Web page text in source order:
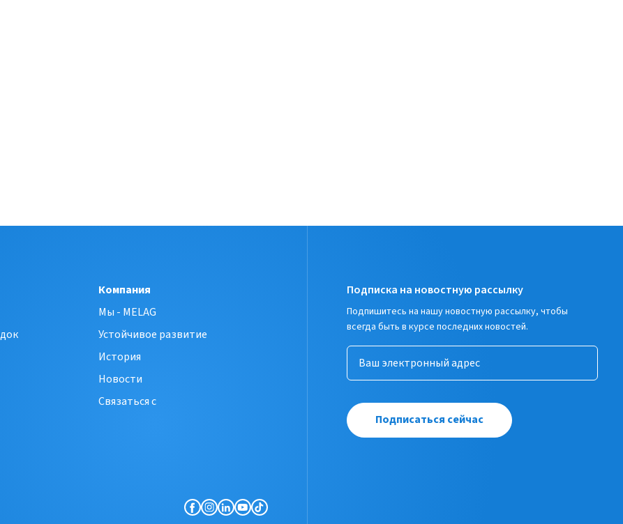
Подписка на новостную рассылку
Подпишитесь на нашу новостную рассылку, чтобы
всегда быть в курсе последних новостей.
Подписаться сейчас
Компания
Мы - MELAG
Устойчивое развитие
История
Новости
Связаться с